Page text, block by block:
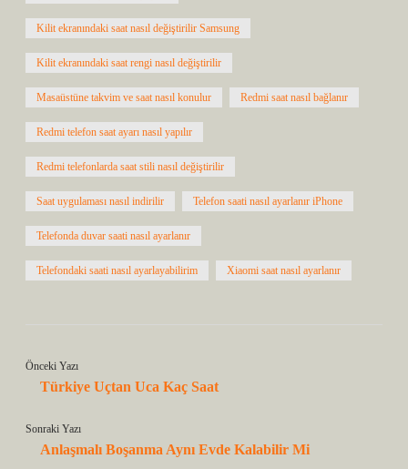
Kilit ekranındaki saat nasıl değiştirilir Samsung
Kilit ekranındaki saat rengi nasıl değiştirilir
Masaüstüne takvim ve saat nasıl konulur Redmi saat nasıl bağlanır
Redmi telefon saat ayarı nasıl yapılır
Redmi telefonlarda saat stili nasıl değiştirilir
Saat uygulaması nasıl indirilir Telefon saati nasıl ayarlanır iPhone
Telefonda duvar saati nasıl ayarlanır
Telefondaki saati nasıl ayarlayabilirim Xiaomi saat nasıl ayarlanır
Önceki Yazı
Türkiye Uçtan Uca Kaç Saat
Sonraki Yazı
Anlaşmalı Boşanma Aynı Evde Kalabilir Mi